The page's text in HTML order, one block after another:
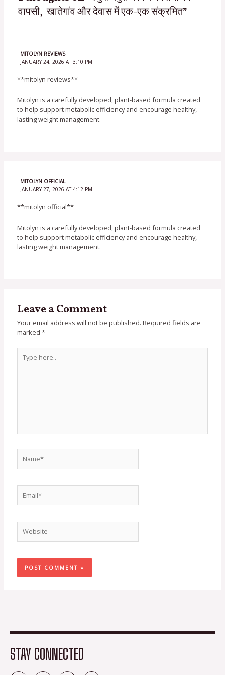
वापसी, खातेगांव और देवास में एक-एक संक्रमित”
MITOLYN REVIEWS
JANUARY 24, 2026 AT 3:10 PM
**mitolyn reviews**
Mitolyn is a carefully developed, plant-based formula created
to help support metabolic efficiency and encourage healthy,
lasting weight management.
MITOLYN OFFICIAL
JANUARY 27, 2026 AT 4:12 PM
**mitolyn official**
Mitolyn is a carefully developed, plant-based formula created
to help support metabolic efficiency and encourage healthy,
lasting weight management.
Leave a Comment
Your email address will not be published. Required fields are
marked*
here..
STAY CONNECTED